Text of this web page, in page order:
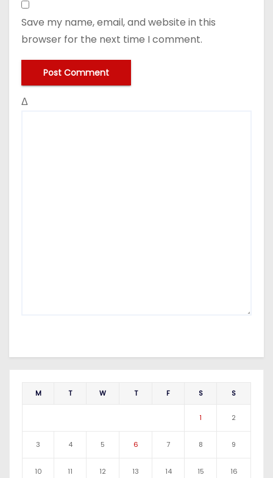
Save my name, email, and website in this
browser for the next time I comment.
Δ
M T W T F S S
1 2
3 4 5 6 7 8 9
10 11 12 13 14 15 16